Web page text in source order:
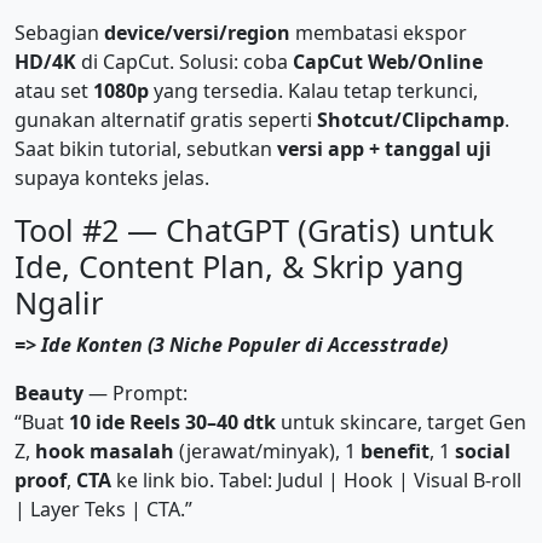
Sebagian device/versi/region membatasi ekspor
HD/4Kdi CapCut. Solusi: coba CapCut Web/Online
atau set 1080pyang tersedia. Kalau tetap terkunci,
gunakan alternatif gratis seperti Shotcut/Clipchamp.
Saat bikin tutorial, sebutkan versi app + tanggal uji
supaya konteks jelas.
Tool #2 — ChatGPT (Gratis) untuk
Ide, Content Plan, & Skrip yang
Ngalir
=> Ide Konten (3 Niche Populer di Accesstrade)
Beauty— Prompt:
“Buat 10 ide Reels 30–40 dtk untuk skincare, target Gen
Z, hook masalah (jerawat/minyak), 1 benefit, 1 social
proof, CTA ke link bio. Tabel: Judul | Hook | Visual B-roll
| Layer Teks | CTA.”